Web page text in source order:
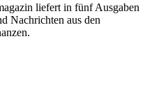
liefert in fünf Ausgaben
Nachrichten aus den